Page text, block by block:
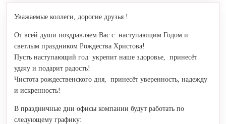
Уважаемые коллеги, дорогие друзья !
От всей души поздравляем Вас с наступающим Годом и
светлым праздником Рождества Христова!
Пусть наступающий год укрепит наше здоровье, принесёт
удачу и подарит радость!
Чистота рождественского дня, принесёт уверенность, надежду
и искренность!
В праздничные дни офисы компании будут работать по
следующему графику: